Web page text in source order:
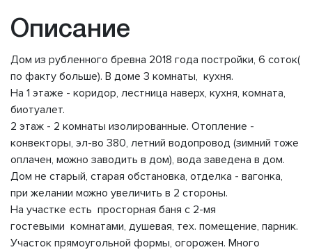
Описание
Дом из рубленного бревна 2018 года постройки, 6 соток(
по факту больше). В доме 3 комнаты, кухня.
На 1 этаже - коридор, лестница наверх, кухня, комната,
биотуалет.
2 этаж - 2 комнаты изолированные. Отопление -
конвекторы, эл-во 380, летний водопровод (зимний тоже
оплачен, можно заводить в дом), вода заведена в дом.
Дом не старый, старая обстановка, отделка - вагонка,
при желании можно увеличить в 2 стороны.
На участке есть просторная баня с 2-мя
гостевыми комнатами, душевая, тех. помещение, парник.
Участок прямоугольной формы, огорожен. Много